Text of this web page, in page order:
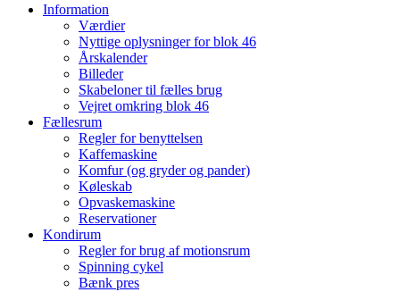
Information
Værdier
Nyttige oplysninger for blok 46
Årskalender
Billeder
Skabeloner til fælles brug
Vejret omkring blok 46
Fællesrum
Regler for benyttelsen
Kaffemaskine
Komfur (og gryder og pander)
Køleskab
Opvaskemaskine
Reservationer
Kondirum
Regler for brug af motionsrum
Spinning cykel
Bænk pres